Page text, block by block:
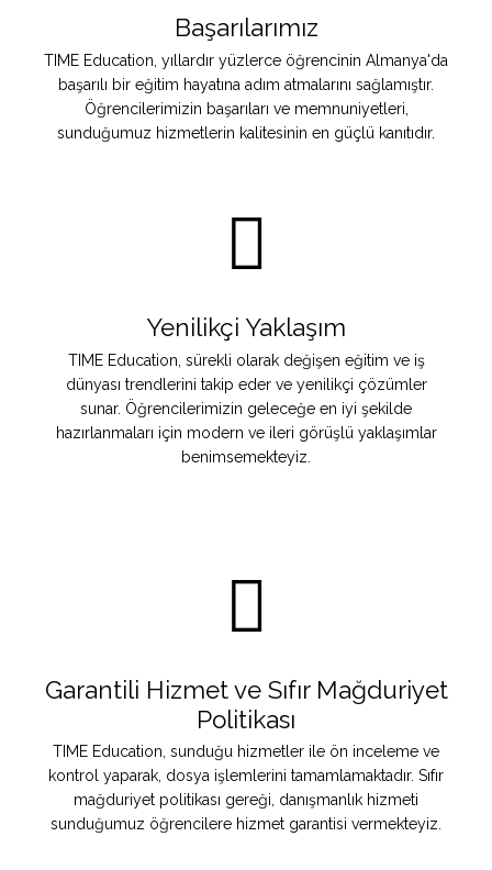
Başarılarımız
TIME Education, yıllardır yüzlerce öğrencinin Almanya'da
başarılı bir eğitim hayatına adım atmalarını sağlamıştır.
Öğrencilerimizin başarıları ve memnuniyetleri,
sunduğumuz hizmetlerin kalitesinin en güçlü kanıtıdır.
Yenilikçi Yaklaşım
TIME Education, sürekli olarak değişen eğitim ve iş
dünyası trendlerini takip eder ve yenilikçi çözümler
sunar. Öğrencilerimizin geleceğe en iyi şekilde
hazırlanmaları için modern ve ileri görüşlü yaklaşımlar
benimsemekteyiz.
Garantili Hizmet ve Sıfır Mağduriyet
Politikası
TIME Education, sunduğu hizmetler ile ön inceleme ve
kontrol yaparak, dosya işlemlerini tamamlamaktadır. Sıfır
mağduriyet politikası gereği, danışmanlık hizmeti
sunduğumuz öğrencilere hizmet garantisi vermekteyiz.